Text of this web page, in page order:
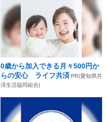
0歳から加入できる月々500円か
らの安心 ライフ共済 PR(愛知県共
済生活協同組合)